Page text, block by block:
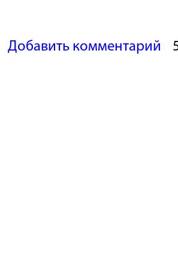
о Древнейшие следы жизни. Неоархей – 3/4
Добавить комментарий